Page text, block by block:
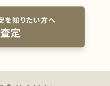
を知りたい方へ
定